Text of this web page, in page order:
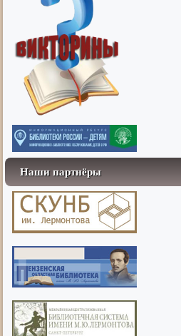
Наши партнёры